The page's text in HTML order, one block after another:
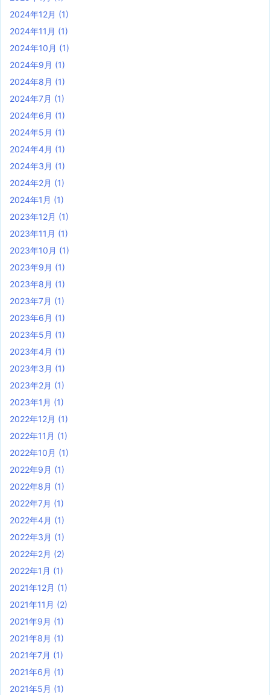
2024年12月 (1)
2024年11月 (1)
2024年10月 (1)
2024年9月 (1)
2024年8月 (1)
2024年7月 (1)
2024年6月 (1)
2024年5月 (1)
2024年4月 (1)
2024年3月 (1)
2024年2月 (1)
2024年1月 (1)
2023年12月 (1)
2023年11月 (1)
2023年10月 (1)
2023年9月 (1)
2023年8月 (1)
2023年7月 (1)
2023年6月 (1)
2023年5月 (1)
2023年4月 (1)
2023年3月 (1)
2023年2月 (1)
2023年1月 (1)
2022年12月 (1)
2022年11月 (1)
2022年10月 (1)
2022年9月 (1)
2022年8月 (1)
2022年7月 (1)
2022年4月 (1)
2022年3月 (1)
2022年2月 (2)
2022年1月 (1)
2021年12月 (1)
2021年11月 (2)
2021年9月 (1)
2021年8月 (1)
2021年7月 (1)
2021年6月 (1)
2021年5月 (1)